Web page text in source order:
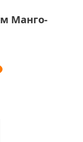
Манго-